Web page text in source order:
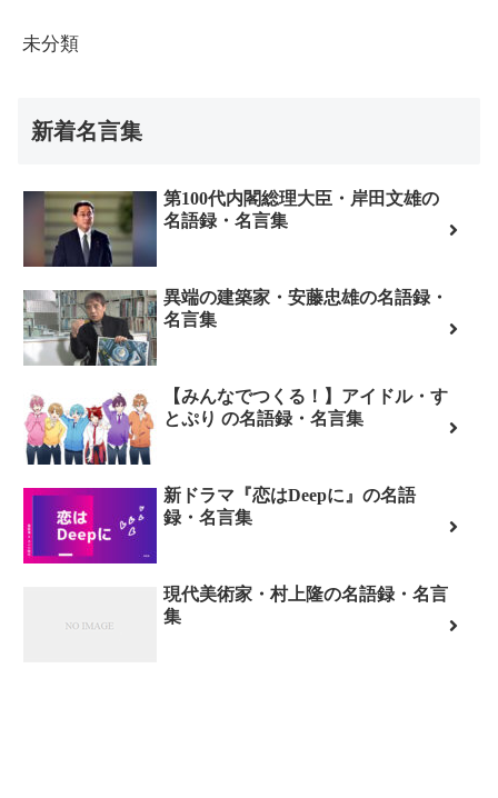
未分類
新着名言集
第100代内閣総理大臣・岸田文雄の
名語録・名言集
異端の建築家・安藤忠雄の名語録・
名言集
【みんなでつくる！】アイドル・す
とぷり の名語録・名言集
新ドラマ『恋はDeepに』の名語
録・名言集
現代美術家・村上隆の名語録・名言
集